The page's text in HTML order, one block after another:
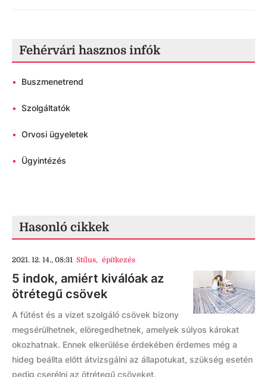
Fehérvári hasznos infók
• Buszmenetrend
• Szolgáltatók
• Orvosi ügyeletek
• Ügyintézés
Hasonló cikkek
2021. 12. 14., 08:31 Stílus, építkezés
5 indok, amiért kiválóak az
ötrétegű csövek
A fűtést és a vizet szolgáló csövek bizony
megsérülhetnek, elöregedhetnek, amelyek súlyos károkat
okozhatnak. Ennek elkerülése érdekében érdemes még a
hideg beállta előtt átvizsgálni az állapotukat, szükség esetén
pedig cserélni az ötrétegű csöveket.